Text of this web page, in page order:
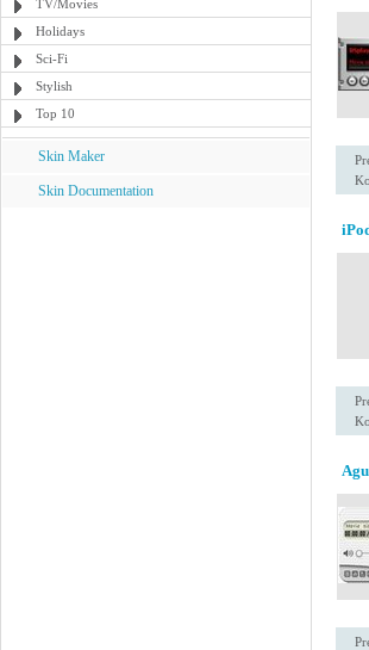
TV/Movies
Holidays
Sci-Fi
Stylish
Top 10
Skin Maker
Skin Documentation